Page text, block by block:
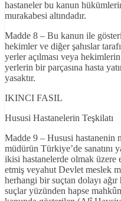
hastaneler bu kanun
murakabesi altındadır.
Madde 8 – Bu kanun ile
hekimler ve diğer şahıslar
yerler açılması veya
yerlerin bir parçasına hasta
yasaktır.
IKINCI FASIL
Hususi Hastanelerin Teşkilatı
Madde 9 – Hususi hastanenin
müdürün Türkiye’de sanatını
ikisi hastanelerde olmak üzere
etmiş veyahut Devlet meslek
herhangi bir suçtan dolayı
suçlar yüzünden hapse